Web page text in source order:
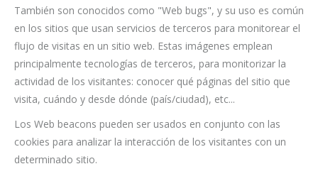
También son conocidos como "Web bugs", y su uso es común
en los sitios que usan servicios de terceros para monitorear el
flujo de visitas en un sitio web. Estas imágenes emplean
principalmente tecnologías de terceros, para monitorizar la
actividad de los visitantes: conocer qué páginas del sitio que
visita, cuándo y desde dónde (país/ciudad), etc...
Los Web beacons pueden ser usados en conjunto con las
cookies para analizar la interacción de los visitantes con un
determinado sitio.